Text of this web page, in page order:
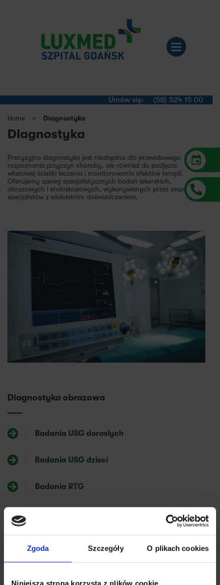
Zgoda Szczegóły O plikach cookies
Niniejsza strona korzysta z plików cookie
Umów się: (58) 524 15 00
Home > Diagnostyka
Diagnostyka
Precyzyjna diagnostyka jest niezbędna dla prawidłowego
rozpoznania przyczyn choroby, ale również do podjęcia
właściwej ścieżki leczenia i monitorowania efektów terapii.
Oferujemy szereg specjalistycznych badań lekarskich,
obrazowych i endoskopowych, wykonywanych przez zespół
specjalistów z wieloletnim doświadczeniem.
Diagnostyka obrazowa
Badania USG dorosłych
Badania USG dzieci
Badania RTG